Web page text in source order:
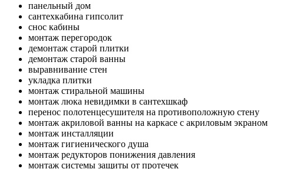
панельный дом
сантехкабина гипсолит
снос кабины
монтаж перегородок
демонтаж старой плитки
демонтаж старой ванны
выравнивание стен
укладка плитки
монтаж стиральной машины
монтаж люка невидимки в сантехшкаф
перенос полотенцесушителя на противоположную стену
монтаж акриловой ванны на каркасе с акриловым экраном
монтаж инсталляции
монтаж гигиенического душа
монтаж редукторов понижения давления
монтаж системы защиты от протечек